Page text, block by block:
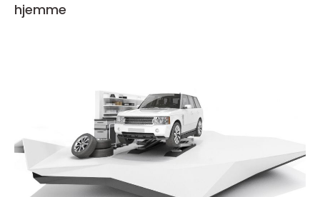
hjemme